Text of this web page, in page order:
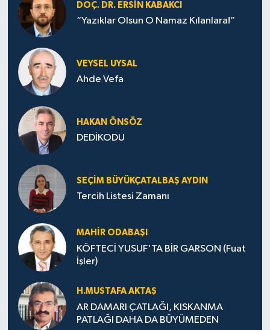
DOÇ. DR. ERSIN KABAKCI
“Yazıklar Olsun O Namaz Kılanlara!”
VEYSEL UYSAL
Ahde Vefa
HA­KAN ÖN­SÖZ
DEDİKODU
SEÇIM BÜYÜKÇATALBAŞ AYDIN
Tercih Listesi Zamanı
MAHIR ODABAŞI
KÖFTECİ YUSUF'TA BİR GARSON (Fuat
İşler)
H.MUS­TA­FA AK­TAŞ
AR DAMARI ÇATLAĞI, KISKANMA
PATLAĞI DAHA DA BÜYÜMEDEN